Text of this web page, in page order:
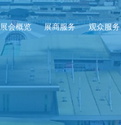
展会概览 展商服务 观众服务